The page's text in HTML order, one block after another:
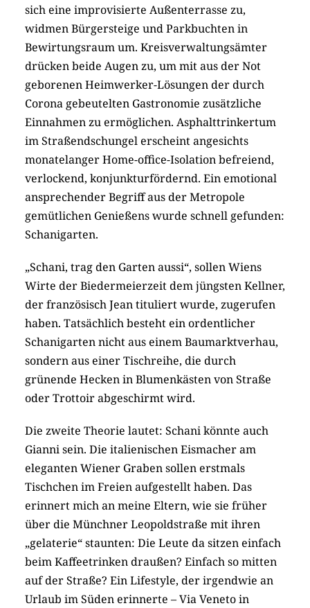
sich eine improvisierte Außenterrasse zu,
widmen Bürgersteige und Parkbuchten in
Bewirtungsraum um. Kreisverwaltungsämter
drücken beide Augen zu, um mit aus der Not
geborenen Heimwerker-Lösungen der durch
Corona gebeutelten Gastronomie zusätzliche
Einnahmen zu ermöglichen. Asphalttrinkertum
im Straßendschungel erscheint angesichts
monatelanger Home-office-Isolation befreiend,
verlockend, konjunkturfördernd. Ein emotional
ansprechender Begriff aus der Metropole
gemütlichen Genießens wurde schnell gefunden:
Schanigarten.
„Schani, trag den Garten aussi“, sollen Wiens
Wirte der Biedermeierzeit dem jüngsten Kellner,
der französisch Jean tituliert wurde, zugerufen
haben. Tatsächlich besteht ein ordentlicher
Schanigarten nicht aus einem Baumarktverhau,
sondern aus einer Tischreihe, die durch
grünende Hecken in Blumenkästen von Straße
oder Trottoir abgeschirmt wird.
Die zweite Theorie lautet: Schani könnte auch
Gianni sein. Die italienischen Eismacher am
eleganten Wiener Graben sollen erstmals
Tischchen im Freien aufgestellt haben. Das
erinnert mich an meine Eltern, wie sie früher
über die Münchner Leopoldstraße mit ihren
„gelaterie“ staunten: Die Leute da sitzen einfach
beim Kaffeetrinken draußen? Einfach so mitten
auf der Straße? Ein Lifestyle, der irgendwie an
Urlaub im Süden erinnerte – Via Veneto in